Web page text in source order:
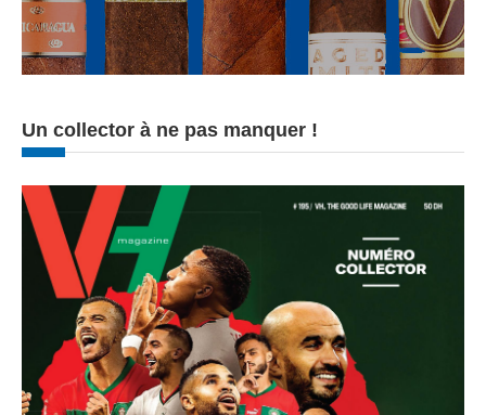
Un collector à ne pas manquer !